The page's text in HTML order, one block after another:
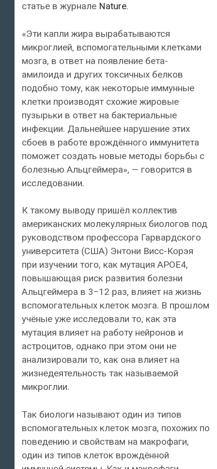
статье в журнале Nature.
«Эти капли жира вырабатываются
микроглией, вспомогательными клетками
мозга, в ответ на появление бета-
амилоида и других токсичных белков
подобно тому, как некоторые иммунные
клетки производят схожие жировые
пузырьки в ответ на бактериальные
инфекции. Дальнейшее нарушение этих
сбоев в работе врождённого иммунитета
поможет создать новые методы борьбы с
болезнью Альцгеймера», — говорится в
исследовании.
К такому выводу пришёл коллектив
американских молекулярных биологов под
руководством профессора Гарвардского
университета (США) Энтони Висс-Корэя
при изучении того, как мутация APOE4,
повышающая риск развития болезни
Альцгеймера в 3−12 раз, влияет на жизнь
вспомогательных клеток мозга. В прошлом
учёные уже исследовали то, как эта
мутация влияет на работу нейронов и
астроцитов, однако при этом они не
анализировали то, как она влияет на
жизнедеятельность так называемой
микроглии.
Так биологи называют один из типов
вспомогательных клеток мозга, похожих по
поведению и свойствам на макрофаги,
один из типов клеток врождённой